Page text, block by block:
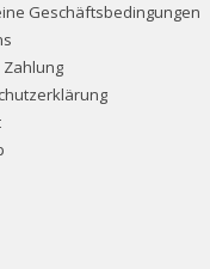
Geschäftsbedingungen
Zahlung